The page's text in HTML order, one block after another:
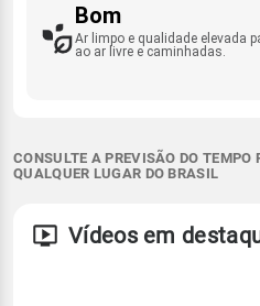
Bom
Ar limpo e qualidade elevada
ao ar livre e caminhadas.
CONSULTE A PREVISÃO DO TEMPO
QUALQUER LUGAR DO BRASIL
Vídeos em